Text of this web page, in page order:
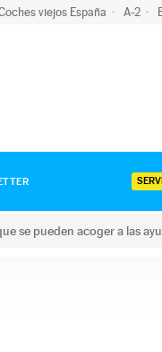
viejos España A-2
se pueden acoger a las